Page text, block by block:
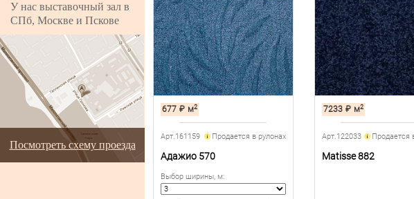
У нас выставочный зал в
СПб, Москве и Пскове
Посмотреть схему проезда
677 ₽ м2
Арт.161159 Продается в рулонах
Адажио 570
Выбор ширины, м:
7233 ₽ м2
Арт.122033 Продается
Matisse 882